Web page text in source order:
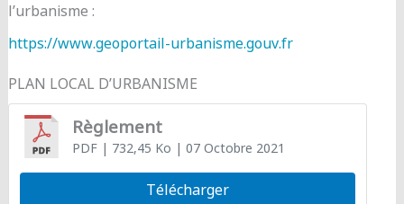
l’urbanisme :
https://www.geoportail-urbanisme.gouv.fr
PLAN LOCAL D’URBANISME
Règlement
PDF| 732,45 Ko | 07 Octobre 2021
Télécharger